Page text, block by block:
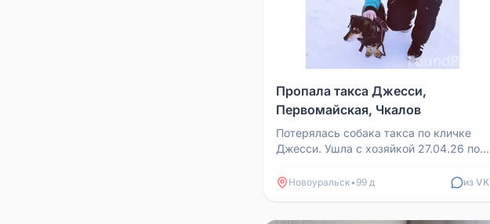
Пропала такса Джесси,
Первомайская, Чкалов
Потерялась собака такса по кличке
Джесси. Ушла с хозяйкой 27.04.26 по
вернулась. Бы...
Новоуральск• 99 д из VK